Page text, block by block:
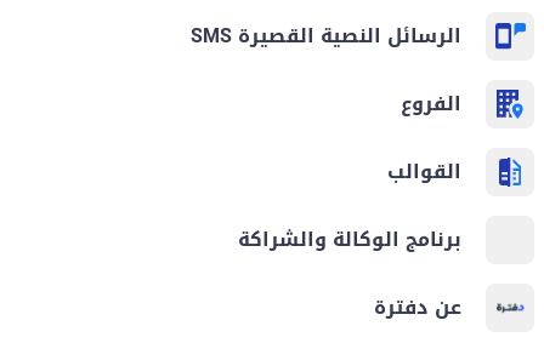
الرسائل النصية القصيرة SMS
الفروع
القوالب
برنامج الوكالة والشراكة
عن دفترة